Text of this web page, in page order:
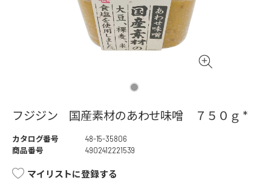
フジジン 国産素材のあわせ味噌 ７５０ｇ *
カタログ番号
48-15-35806
商品番号
4902412221539
マイリストに登録する